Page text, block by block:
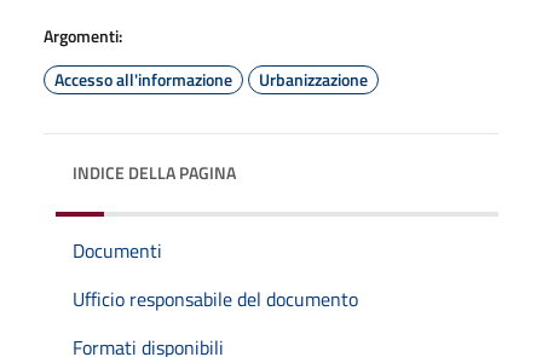
Argomenti:
Accesso all'informazione
Urbanizzazione
INDICE DELLA PAGINA
Documenti
Ufficio responsabile del documento
Formati disponibili